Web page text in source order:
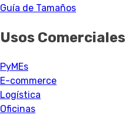
Guía de Tamaños
Usos Comerciales
PyMEs
E-commerce
Logística
Oficinas